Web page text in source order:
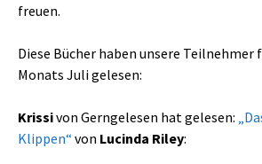
freuen.
Diese Bücher haben unsere Teilnehmer
Monats Juli gelesen:
Krissivon Gerngelesen hat gelesen:
Klippen“ von Lucinda Riley: